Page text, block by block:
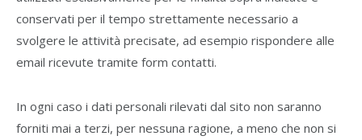
conservati per il tempo strettamente necessario a
svolgere le attività precisate, ad esempio rispondere alle
email ricevute tramite form contatti.
In ogni caso i dati personali rilevati dal sito non saranno
forniti mai a terzi, per nessuna ragione, a meno che non si